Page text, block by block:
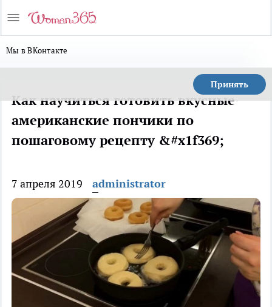
Мы в ВКонтакте
Принять
Как научиться готовить вкусные
американские пончики по
пошаговому рецепту &#x1f369;
7 апреля 2019 administrator